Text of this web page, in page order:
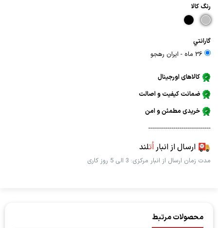
رنگ كالا
گارانتي
36 ماه - ايران رهجو
کالاهای اورجینال
ضمانت کیفیت و اصالت
خریدی مطمئن و امن
--------------------------------
ارسال از انباراُتلند
مدت زمان ارسال از انبار مرکزی: 3 الی 5 روز کاری
محصولات مرتبط